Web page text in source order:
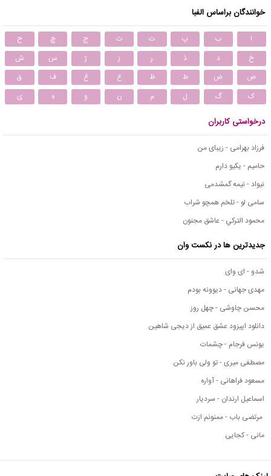
خوانندگان براساس الفبا
ا ب پ ت ث ج چ
ح
خ
د ذ ر ز ژ س
ش
ص
ض ط ظ ع غ ف
ق
ک
گ ل م ن و ه ی
درخواستی کاربران
فرزاد بهرامی - زیبای من
حامیم - یکیو دارم
نیواد - نیمه گمشدمی
سامی لو - تلخم همچو شراب
محمود التركي - عاشق مجنون
جدیدترین ها در نکست وان
شدو - ای وای
مهدی جهانی - دیوونه بودم
محسن چاوشی - چهل روز
دانلود اپیزود عشق عمیق از دیجی شاهین
یونس فرجام - چشمات
مصطفی میری - تو ولی باور نکن
مسعود فراهانی - آواره
اسماعیل ارندان - سردیار
مرتضی باب - ممنونم ازت
مانی - کجایی